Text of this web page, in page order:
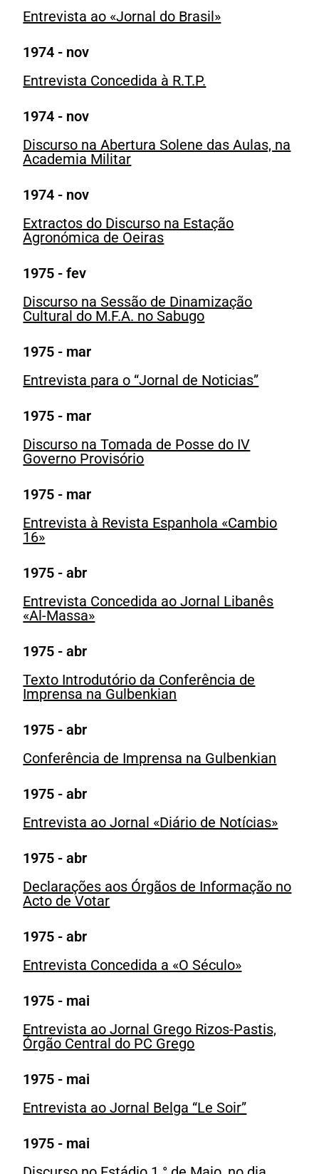
Entrevista ao «Jornal do Brasil»
1974 - nov
Entrevista Concedida à R.T.P.
1974 - nov
Discurso na Abertura Solene das Aulas, na
Academia Militar
1974 - nov
Extractos do Discurso na Estação
Agronómica de Oeiras
1975 - fev
Discurso na Sessão de Dinamização
Cultural do M.F.A. no Sabugo
1975 - mar
Entrevista para o “Jornal de Noticias”
1975 - mar
Discurso na Tomada de Posse do IV
Governo Provisório
1975 - mar
Entrevista à Revista Espanhola «Cambio
16»
1975 - abr
Entrevista Concedida ao Jornal Libanês
«Al-Massa»
1975 - abr
Texto Introdutório da Conferência de
Imprensa na Gulbenkian
1975 - abr
Conferência de Imprensa na Gulbenkian
1975 - abr
Entrevista ao Jornal «Diário de Notícias»
1975 - abr
Declarações aos Órgãos de Informação no
Acto de Votar
1975 - abr
Entrevista Concedida a «O Século»
1975 - mai
Entrevista ao Jornal Grego Rizos-Pastis,
Órgão Central do PC Grego
1975 - mai
Entrevista ao Jornal Belga “Le Soir”
1975 - mai